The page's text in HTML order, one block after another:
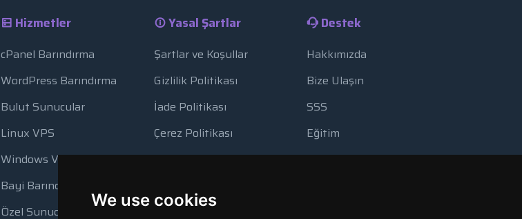
We use cookies
Hizmetler
cPanel Barındırma
WordPress Barındırma
Bulut Sunucular
Linux VPS
Windows VPS
Bayi Barındırma
Özel Sunucular
Yasal Şartlar
Şartlar ve Koşullar
Gizlilik Politikası
İade Politikası
Çerez Politikası
Kaynak Kullanımı
Destek
Hakkımızda
Bize Ulaşın
SSS
Eğitim
Blog